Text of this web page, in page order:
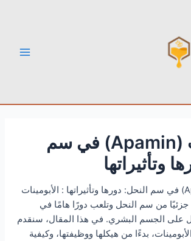
الأبومينات (Apamin) في سم
وتأثيراتها
الأبومينات (Apamin) في سم النحل: دورها وتأثيراتها : الأبومينات
من سم النحل وتلعب دورًا هامًا في
على الجسم البشري. في هذا المقال، سنقدم
بدءًا من هيكلها ووظيفتها، وكيفية